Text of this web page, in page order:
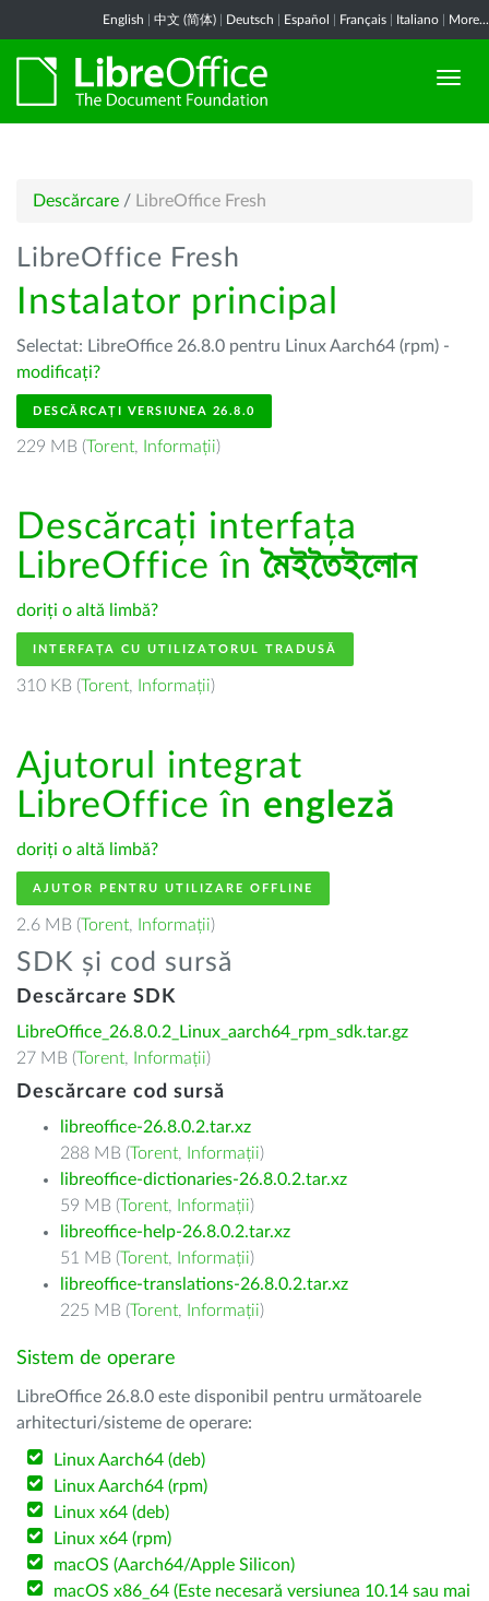
English 中文 (简体) Deutsch Español Français Italiano More...
Descărcare / LibreOffice Fresh
LibreOffice Fresh
Instalator principal
Selectat: LibreOffice 26.8.0 pentru Linux Aarch64 (rpm) -
modificați?
DESCĂRCAȚI VERSIUNEA 26.8.0
229 MB (Torent, Informații)
Descărcați interfața
LibreOffice înমৈইতৈইলোন
doriți o altă limbă?
INTERFAȚA CU UTILIZATORUL TRADUSĂ
310 KB (Torent, Informații)
Ajutorul integrat
LibreOffice în engleză
doriți o altă limbă?
AJUTOR PENTRU UTILIZARE OFFLINE
2.6 MB (Torent, Informații)
SDK și cod sursă
Descărcare SDK
LibreOffice_26.8.0.2_Linux_aarch64_rpm_sdk.tar.gz
27 MB (Torent, Informații)
Descărcare cod sursă
libreoffice-26.8.0.2.tar.xz
288 MB (Torent, Informații)
libreoffice-dictionaries-26.8.0.2.tar.xz
59 MB (Torent, Informații)
libreoffice-help-26.8.0.2.tar.xz
51 MB (Torent, Informații)
libreoffice-translations-26.8.0.2.tar.xz
225 MB (Torent, Informații)
Sistem de operare
LibreOffice 26.8.0 este disponibil pentru următoarele
arhitecturi/sisteme de operare:
Linux Aarch64 (deb)
Linux Aarch64 (rpm)
Linux x64 (deb)
Linux x64 (rpm)
macOS (Aarch64/Apple Silicon)
macOS x86_64 (Este necesară versiunea 10.14 sau mai